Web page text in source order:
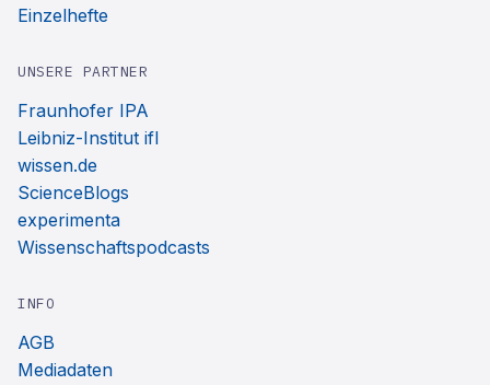
Einzelhefte
UNSERE PARTNER
Fraunhofer IPA
Leibniz-Institut ifl
wissen.de
ScienceBlogs
experimenta
Wissenschaftspodcasts
INFO
AGB
Mediadaten